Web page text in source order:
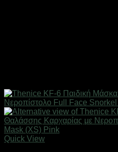
Quick View